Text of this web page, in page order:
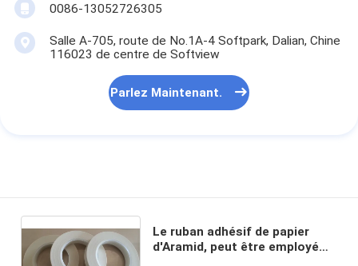
0086-13052726305
Salle A-705, route de No.1A-4 Softpark, Dalian, Chine
116023 de centre de Softview
Parlez Maintenant.
Le ruban adhésif de papier
d'Aramid, peut être employé